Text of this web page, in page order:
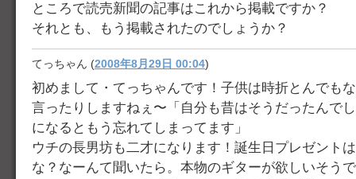
ところで読売新聞の記事はこれから掲載ですか？
それとも、もう掲載されたのでしょうか？
てっちゃん (2008年8月29日 00:04)
初めまして・てっちゃんです！子供は時折とんでも
言ったりしますねぇ〜「自分も昔はそうだったんで
になるともう忘れてしまってます」
ウチの長男坊も二才になります！誕生日プレゼント
な？なーんて聞いたら。本物のギターが欲しいそう